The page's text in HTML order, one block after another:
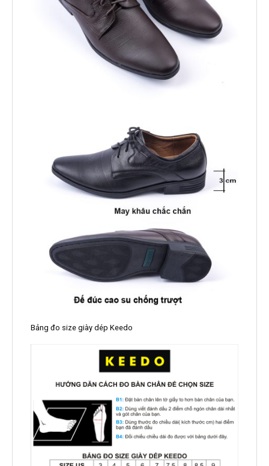
Bảng đo size giày dép Keedo